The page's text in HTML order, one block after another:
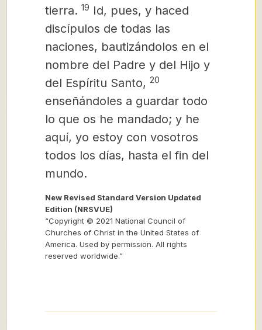
tierra. 19 Id, pues, y haced
discípulos de todas las
naciones, bautizándolos en el
nombre del Padre y del Hijo y
del Espíritu Santo, 20
enseñándoles a guardar todo
lo que os he mandado; y he
aquí, yo estoy con vosotros
todos los días, hasta el fin del
mundo.
New Revised Standard Version Updated
Edition (NRSVUE)
“Copyright © 2021 National Council of
Churches of Christ in the United States of
America. Used by permission. All rights
reserved worldwide.”